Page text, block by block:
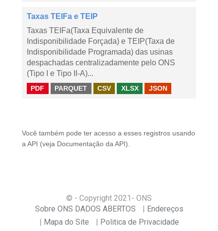
Taxas TEIFa e TEIP
Taxas TEIFa(Taxa Equivalente de
Indisponibilidade Forçada) e TEIP(Taxa de
Indisponibilidade Programada) das usinas
despachadas centralizadamente pelo ONS
(Tipo I e Tipo II-A)...
PDF PARQUET CSV XLSX JSON
Você também pode ter acesso a esses registros usando
a API (veja Documentação da API ).
© - Copyright 2021 - ONS
Sobre ONS DADOS ABERTOS
Endereços
Mapa do Site
Politica de Privacidade